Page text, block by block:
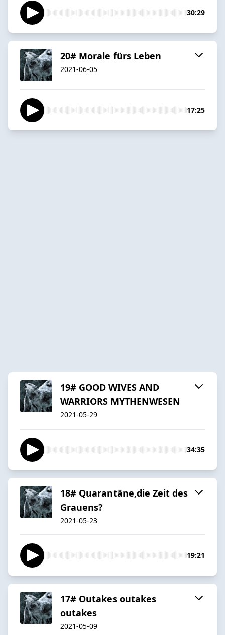
30:29
20# Morale fürs Leben
2021-06-05
17:25
19# GOOD WIVES AND
WARRIORS MYTHENWESEN
2021-05-29
34:35
18# Quarantäne,die Zeit des
Grauens?
2021-05-23
19:21
17# Outakes outakes
outakes
2021-05-09